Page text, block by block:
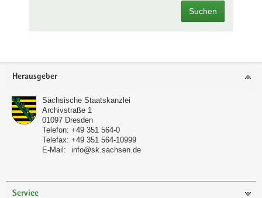
Suchen
Footer-
Herausgeber
Sächsische Staatskanzlei
Archivstraße 1
01097 Dresden
Telefon: +49 351 564-0
Telefax: +49 351 564-10999
E-Mail:
info@sk.sachsen.de
Service